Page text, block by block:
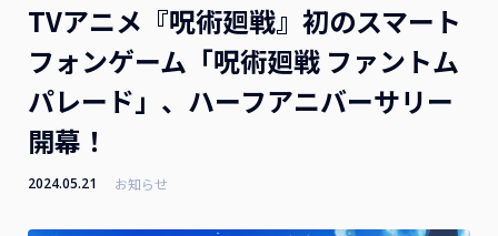
TVアニメ『呪術廻戦』初のスマート
フォンゲーム「呪術廻戦 ファントム
パレード」、ハーフアニバーサリー
開幕！
2024.05.21 お知らせ